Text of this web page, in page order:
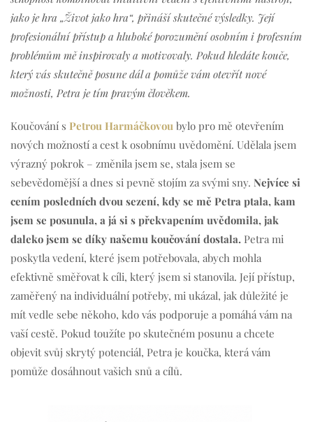
jako je hra „Život jako hra“, přináší skutečné výsledky. Její
profesionální přístup a hluboké porozumění osobním i profesním
problémům mě inspirovaly a motivovaly. Pokud hledáte kouče,
který vás skutečně posune dál a pomůže vám otevřít nové
možnosti, Petra je tím pravým člověkem.
Koučování s Petrou Harmáčkovou bylo pro mě otevřením
nových možností a cest k osobnímu uvědomění. Udělala jsem
výrazný pokrok – změnila jsem se, stala jsem se
sebevědomější a dnes si pevně stojím za svými sny. Nejvíce si
cením posledních dvou sezení, kdy se mě Petra ptala, kam
jsem se posunula, a já si s překvapením uvědomila, jak
daleko jsem se díky našemu koučování dostala. Petra mi
poskytla vedení, které jsem potřebovala, abych mohla
efektivně směřovat k cíli, který jsem si stanovila. Její přístup,
zaměřený na individuální potřeby, mi ukázal, jak důležité je
mít vedle sebe někoho, kdo vás podporuje a pomáhá vám na
vaší cestě. Pokud toužíte po skutečném posunu a chcete
objevit svůj skrytý potenciál, Petra je koučka, která vám
pomůže dosáhnout vašich snů a cílů.